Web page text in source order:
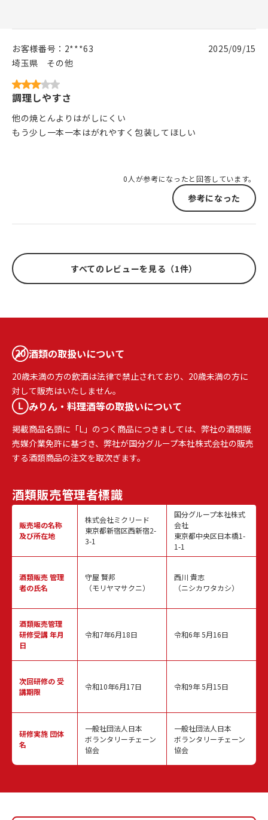
お客様番号： 2***63
埼玉県
その他
2025/09/15
調理しやすさ
他の焼とんよりはがしにくい
もう少し一本一本はがれやすく包装してほしい
0人が参考になったと回答しています。
参考になった
すべてのレビューを見る（1件）
酒類の取扱いについて
20歳未満の方の飲酒は法律で禁止されており、20歳未満の方に
対して販売はいたしません。
みりん・料理酒等の取扱いについて
掲載商品名頭に「L」のつく商品につきましては、弊社の酒類販
売媒介業免許に基づき、弊社が国分グループ本社株式会社の販売
する酒類商品の注文を取次ぎます。
酒類販売管理者標識
販売場の名称
及び所在地
酒類販売管理
者の氏名
酒類販売管理
研修受講 年月
日
次回研修の受
講期限
研修実施 団体
名
株式会社ミクリード
東京都新宿区西新宿2-
3-1
守屋 賢邦
（モリヤマサクニ）
令和7年6月18日
令和10年6月17日
一般社団法人日本
ボランタリーチェーン
協会
国分グループ本社株式
会社
東京都中央区日本橋1-
1-1
西川 貴志
（ニシカワタカシ）
令和6年 5月16日
令和9年 5月15日
一般社団法人日本
ボランタリーチェーン
協会